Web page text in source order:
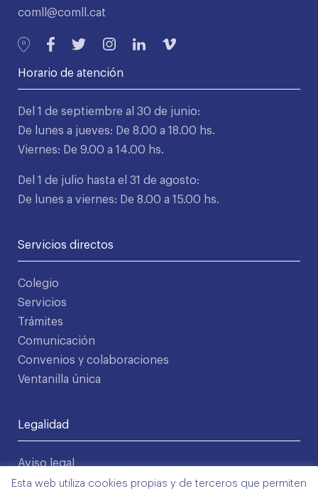
comll@comll.cat
Horario de atención
Del 1 de septiembre al 30 de junio:
De lunes a jueves: De 8.00 a 18.00 hs.
Viernes: De 9.00 a 14.00 hs.
Del 1 de julio hasta el 31 de agosto:
De lunes a viernes: De 8.00 a 15.00 hs.
Servicios directos
Colegio
Servicios
Trámites
Comunicación
Convenios y colaboraciones
Ventanilla única
Legalidad
Aviso legal
Política de privacidad
Esta web utiliza cookies propias y de terceros que permiten